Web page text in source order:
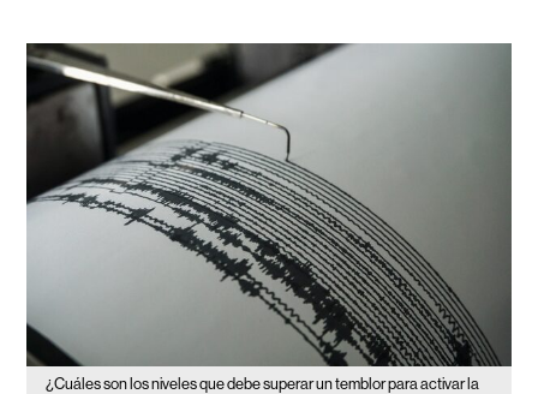
¿Cuáles son los niveles que debe superar un temblor para activar la